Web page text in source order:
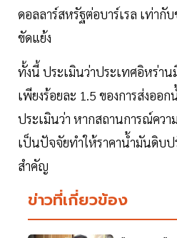
ดอลลาร์สหรัฐต่อบาร์เรล เท่ากั
ขัดแย้ง
ทั้งนี้ ประเมินว่าประเทศอิหร่า
เพียงร้อยละ 1.5 ของการส่งออ
ประเมินว่า หากสถานการณ์ควา
เป็นปัจจัยทำให้ราคาน้ำมันดิบป
สำคัญ
ข่าวที่เกี่ยวข้อง